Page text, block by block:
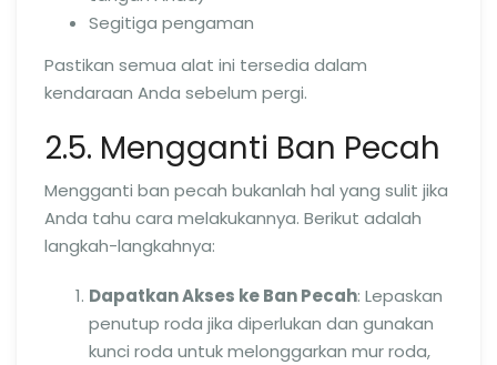
Segitiga pengaman
Pastikan semua alat ini tersedia dalam
kendaraan Anda sebelum pergi.
2.5. Mengganti Ban Pecah
Mengganti ban pecah bukanlah hal yang sulit jika
Anda tahu cara melakukannya. Berikut adalah
langkah-langkahnya:
Dapatkan Akses ke Ban Pecah: Lepaskan
penutup roda jika diperlukan dan gunakan
kunci roda untuk melonggarkan mur roda,